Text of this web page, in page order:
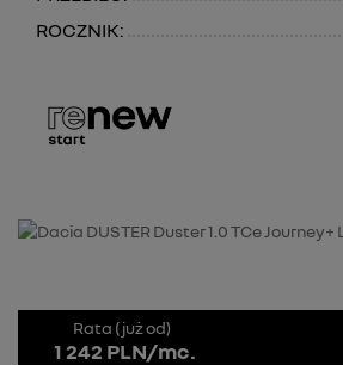
ROCZNIK:
Rata (już od)
1 242 PLN/mc.